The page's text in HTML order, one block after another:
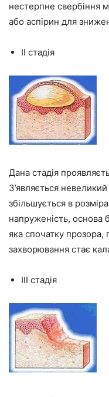
нестерпне свербіння
або аспірин для
II стадія
Дана стадія
З’являється
збільшується в
напруженість, основа
яка спочатку прозора,
захворювання стає
ІІІ стадія